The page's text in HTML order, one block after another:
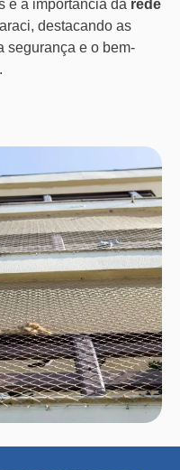
e a importância da rede
destacando as
segurança e o bem-